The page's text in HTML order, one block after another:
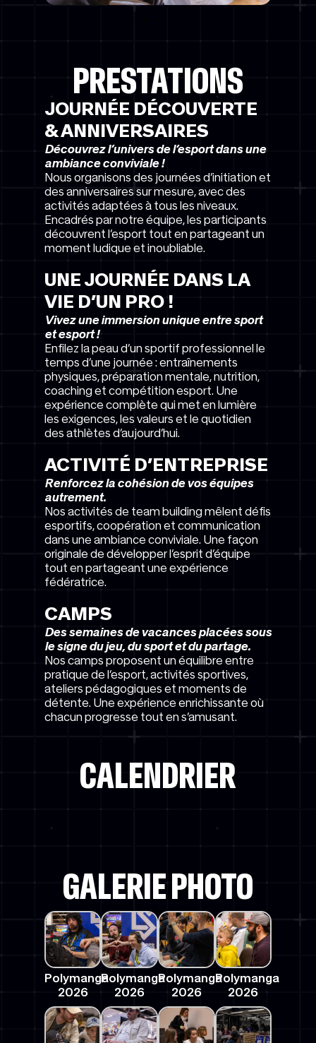
PRESTATIONS
JOURNÉE DÉCOUVERTE
& ANNIVERSAIRES
Découvrez l’univers de l’esport dans une
ambiance conviviale !
Nous organisons des journées d’initiation et
des anniversaires sur mesure, avec des
activités adaptées à tous les niveaux.
Encadrés par notre équipe, les participants
découvrent l’esport tout en partageant un
moment ludique et inoubliable.
UNE JOURNÉE DANS LA
VIE D’UN PRO !
Vivez une immersion unique entre sport
et esport !
Enfilez la peau d’un sportif professionnel le
temps d’une journée : entraînements
physiques, préparation mentale, nutrition,
coaching et compétition esport. Une
expérience complète qui met en lumière
les exigences, les valeurs et le quotidien
des athlètes d’aujourd’hui.
ACTIVITÉ D’ENTREPRISE
Renforcez la cohésion de vos équipes
autrement.
Nos activités de team building mêlent défis
esportifs, coopération et communication
dans une ambiance conviviale. Une façon
originale de développer l’esprit d’équipe
tout en partageant une expérience
fédératrice.
CAMPS
Des semaines de vacances placées sous
le signe du jeu, du sport et du partage.
Nos camps proposent un équilibre entre
pratique de l’esport, activités sportives,
ateliers pédagogiques et moments de
détente. Une expérience enrichissante où
chacun progresse tout en s’amusant.
CALENDRIER
GALERIE PHOTO
Polymanga
2026
Polymanga
2026
Polymanga
2026
Polymanga
2026